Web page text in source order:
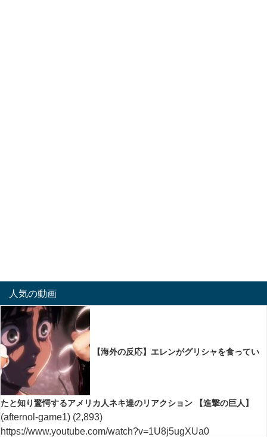
人気の動画
【海外の反応】エレンがグリシャを食ってい
たと知り驚愕するアメリカ人ネキ達のリアクション 【進撃の巨人】
(afternol-game1) (2,893)
https://www.youtube.com/watch?v=1U8j5ugXUa0